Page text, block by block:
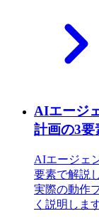
AIエージ
計画の3要
AIエージェ
要素で解説
実際の動作
く説明しま